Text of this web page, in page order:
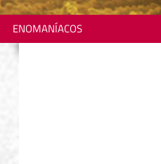
ENOMANÍACOS